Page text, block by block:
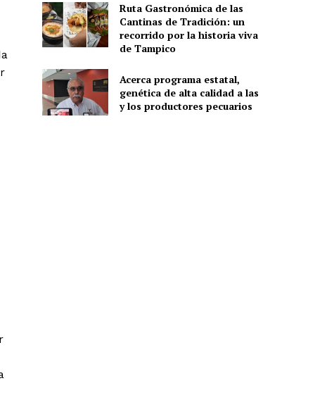
Ruta Gastronómica de las
Cantinas de Tradición: un
recorrido por la historia viva
de Tampico
Acerca programa estatal,
genética de alta calidad a las
y los productores pecuarios